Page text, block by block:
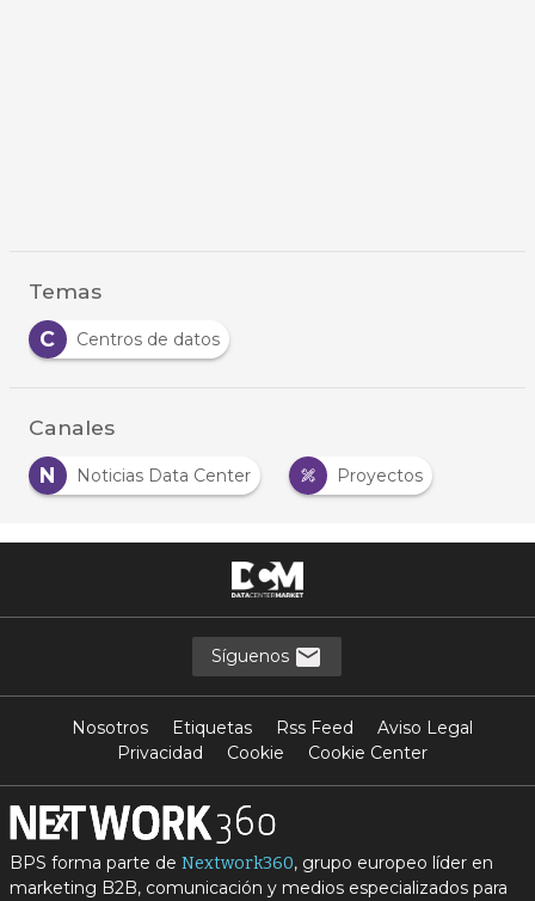
Temas
C
Centros de datos
Canales
N
Noticias Data Center Proyectos
Síguenos
Nosotros Etiquetas Rss Feed
Aviso Legal
Privacidad
Cookie Cookie Center
BPS forma parte de Nextwork360, grupo europeo líder en
marketing B2B, comunicación y medios especializados para